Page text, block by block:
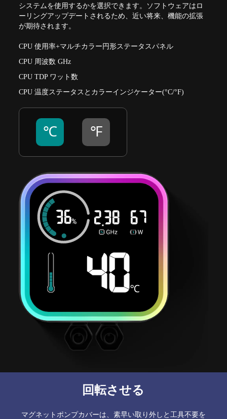
システムを使用するかを選択できます。ソフトウェアはロ
ーリングアップデートされるため、近い将来、機能の拡張
が期待されます。
CPU 使用率+マルチカラー円形ステータスパネル
CPU 周波数 GHz
CPU TDP ワット数
CPU 温度ステータスとカラーインジケーター(°C/°F)
℃ ℉
回転させる
マグネットポンプカバーは、素早い取り外しと工具不要を